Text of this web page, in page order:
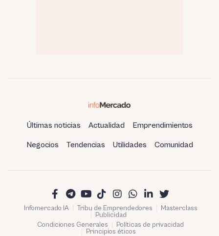
Últimas noticias Actualidad Emprendimientos
Negocios Tendencias Utilidades Comunidad
Infomercado IA Tribu de Emprendedores
Masterclass
Publicidad
Condiciones Generales
Políticas de privacidad
Principios éticos